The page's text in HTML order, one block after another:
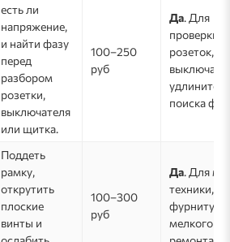
есть ли
напряжение,
и найти фазу
перед
разбором
розетки,
выключателя
или щитка.
100–250
руб
Да. Для
проверки
розеток,
поиска
Поддеть
рамку,
открутить
плоские
винты и
100–300
руб
Да. Для
техники,
мелкого